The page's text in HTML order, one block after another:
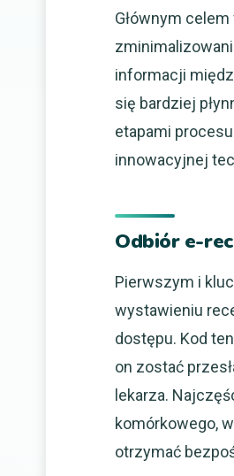
Głównym
informacji
się bardziej
etapami
innowacyjnej
Odbiór e-
Pierwszym i
wystawieniu
dostępu. Kod
on zostać
lekarza.
komórkowego,
otrzymać